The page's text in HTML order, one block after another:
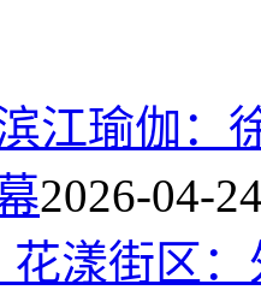
江瑜伽：
2026-04-
漾街区